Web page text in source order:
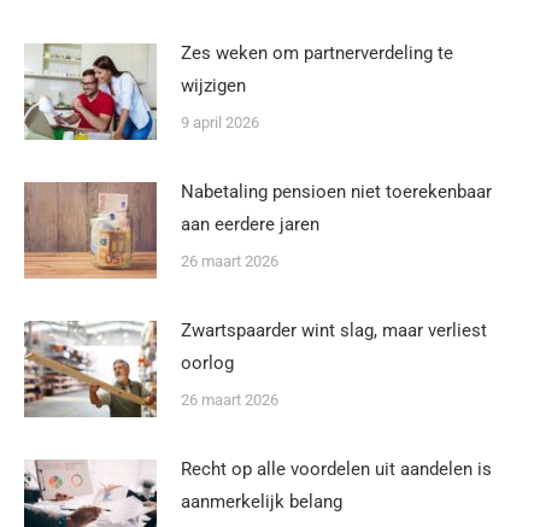
Zes weken om partnerverdeling te
wijzigen
9 april 2026
Nabetaling pensioen niet toerekenbaar
aan eerdere jaren
26 maart 2026
Zwartspaarder wint slag, maar verliest
oorlog
26 maart 2026
Recht op alle voordelen uit aandelen is
aanmerkelijk belang